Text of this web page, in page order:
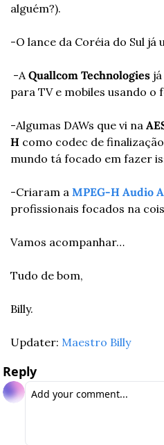
alguém?).
-O lance da Coréia do Sul já
-A Quallcom Technologies
para TV e mobiles usando o
-Algumas DAWs que vi na
H como codec de
mundo tá focado em fazer
-Criaram a MPEG-H Audio
profissionais focados na
Vamos acompanhar…
Tudo de bom,
Billy.
Updater: Maestro Billy
Reply